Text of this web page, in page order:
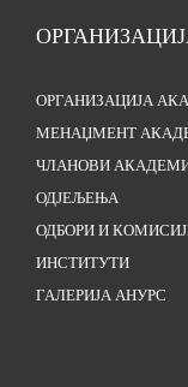
ОРГАНИЗАЦИЈА
МЕНАЏМЕНТ
ЧЛАНОВИ
ОДЈЕЉЕЊА
ОДБОРИ И
ИНСТИТУТИ
ГАЛЕРИЈА АНУРС